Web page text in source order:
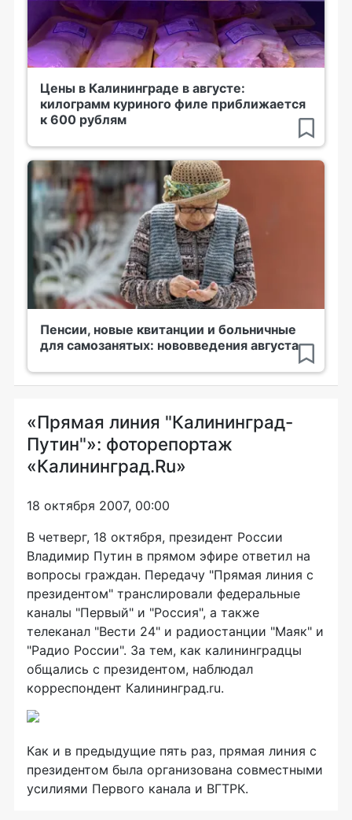
Цены в Калининграде в августе:
килограмм куриного филе приближается
к 600 рублям
Пенсии, новые квитанции и больничные
для самозанятых: нововведения августа
«Прямая линия "Калининград-
Путин"»: фоторепортаж
«Калининград.Ru»
18 октября 2007, 00:00
В четверг, 18 октября, президент России
Владимир Путин в прямом эфире ответил на
вопросы граждан. Передачу "Прямая линия с
президентом" транслировали федеральные
каналы "Первый" и "Россия", а также
телеканал "Вести 24" и радиостанции "Маяк" и
"Радио России". За тем, как калининградцы
общались с президентом, наблюдал
корреспондент Калининград.ru.
Как и в предыдущие пять раз, прямая линия с
президентом была организована совместными
усилиями Первого канала и ВГТРК.